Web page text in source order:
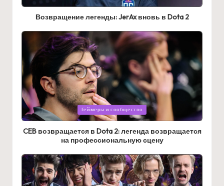
in
Возвращение легенды: JerAx вновь в Dota 2
Posted
in
Геймеры и сообщество
CEB возвращается в Dota 2: легенда возвращается
на профессиональную сцену